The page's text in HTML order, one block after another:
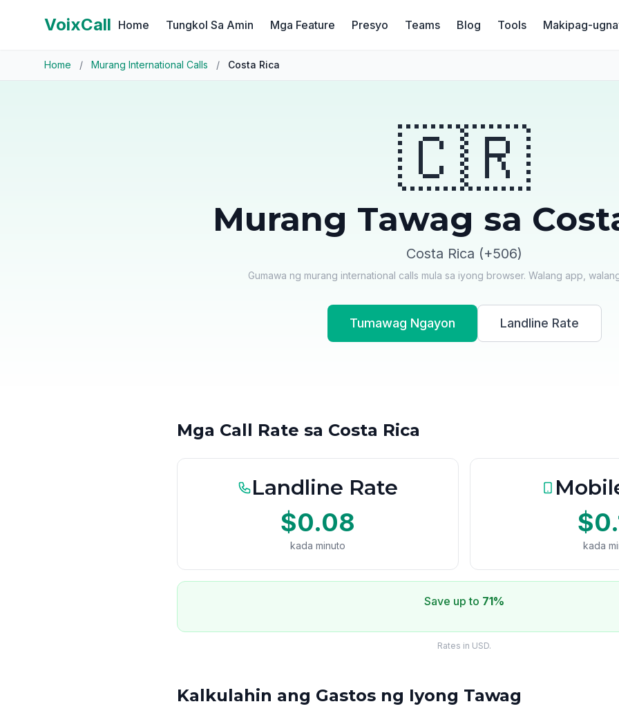
VoixCall Home Tungkol Sa Amin Mga Feature Presyo Teams Blog Tools Makipag-
Home / Murang International Calls / Costa Rica
🇨🇷
Murang Tawag sa
Costa Rica (+506)
Gumawa ng murang international calls mula sa iyong browser. Walang app,
Tumawag Ngayon Landline Rate
Mga Call Rate sa Costa Rica
Landline Rate
$0.08
kada minuto kada
Save up to 71%
Rates in USD.
Kalkulahin ang Gastos ng Iyong Tawag